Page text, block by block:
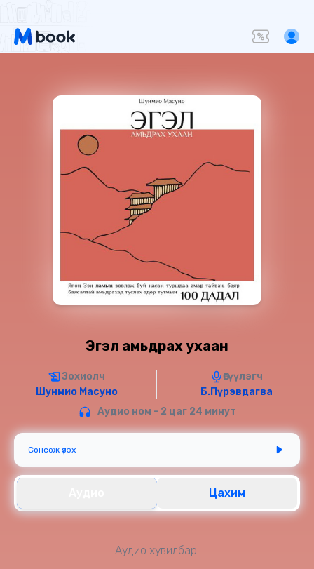
Эгэл амьдрах ухаан
Зохиолч
Шунмио Масуно
Өгүүлэгч
Б.Пүрэвдагва
Аудио ном - 2 цаг 24 минут
Сонсож үзэх
Цахим
Аудио хувилбар: